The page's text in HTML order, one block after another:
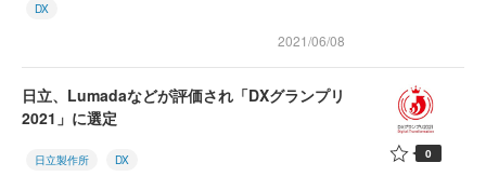
DX
2021/06/08
日立、Lumadaなどが評価され「DXグランプリ
2021」に選定
日立製作所 DX 0